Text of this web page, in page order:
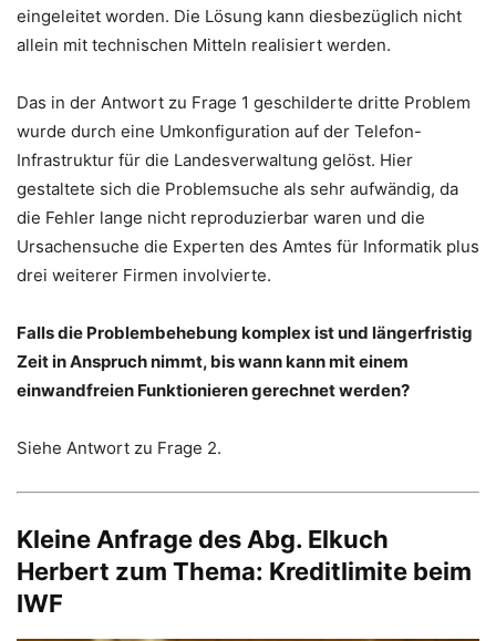
eingeleitet worden. Die Lösung kann diesbezüglich nicht
allein mit technischen Mitteln realisiert werden.
Das in der Antwort zu Frage 1 geschilderte dritte Problem
wurde durch eine Umkonfiguration auf der Telefon-
Infrastruktur für die Landesverwaltung gelöst. Hier
gestaltete sich die Problemsuche als sehr aufwändig, da
die Fehler lange nicht reproduzierbar waren und die
Ursachensuche die Experten des Amtes für Informatik plus
drei weiterer Firmen involvierte.
Falls die Problembehebung komplex ist und längerfristig
Zeit in Anspruch nimmt, bis wann kann mit einem
einwandfreien Funktionieren gerechnet werden?
Siehe Antwort zu Frage 2.
Kleine Anfrage des Abg. Elkuch
Herbert zum Thema: Kreditlimite beim
IWF